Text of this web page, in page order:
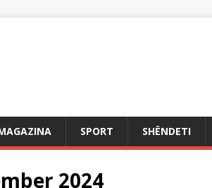
SPORT SHËNDETI
2024